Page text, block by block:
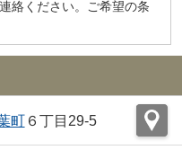
絡ください。ご希望の条
町６丁目29-5